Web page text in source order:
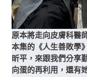
原本將走向皮膚科醫
本集的《人生善敗學
昕平，來跟我們分享
向蛋的再利用，還有